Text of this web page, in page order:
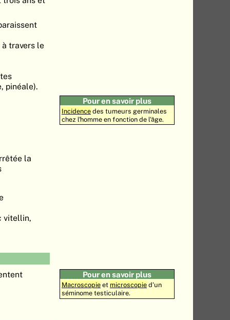
travers le
pinéale).
Pour en savoir plus
Incidencedes tumeurs germinales
chez l'homme en fonction de l'âge.
la
vitellin,
Pour en savoir plus
Macroscopieet microscopied'un
séminome testiculaire.